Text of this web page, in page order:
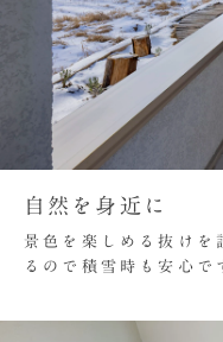
自然を身近に
景色を楽しめる抜けを
るので積雪時も安心で